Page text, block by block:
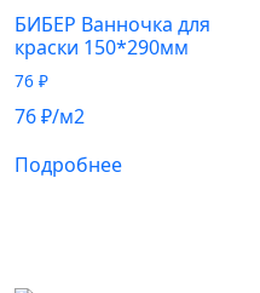
БИБЕР Ванночка для
краски 150*290мм
76 ₽
76₽/м2
Подробнее